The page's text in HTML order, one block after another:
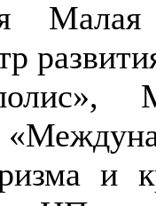
и